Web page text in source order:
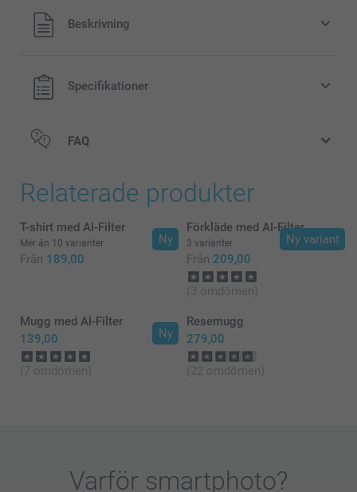
Alla priser är i svenska kronor (SEK), inklusive moms och
exklusive porto.
Beskrivning
Specifikationer
FAQ
Relaterade produkter
Ny
T-shirt med AI-Filter
Mer än 10 varianter
Från 189,00
Ny variant
Förkläde med AI-Filter
3 varianter
Från 209,00
(3 omdömen)
Ny
Mugg med AI-Filter
139,00
(7 omdömen)
Resemugg
279,00
(22 omdömen)
Varför smartphoto?